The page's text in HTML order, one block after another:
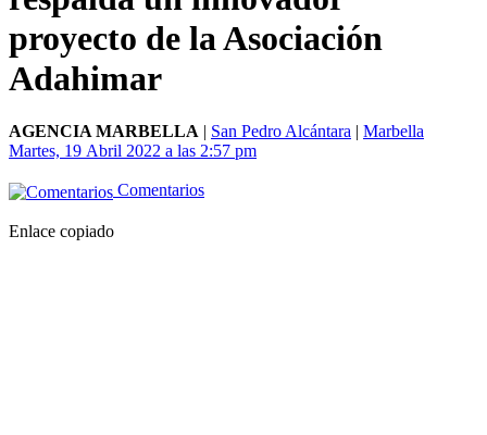
proyecto de la Asociación
Adahimar
AGENCIA MARBELLA | San Pedro Alcántara | Marbella
Martes, 19 Abril 2022 a las 2:57 pm
Comentarios
Enlace copiado